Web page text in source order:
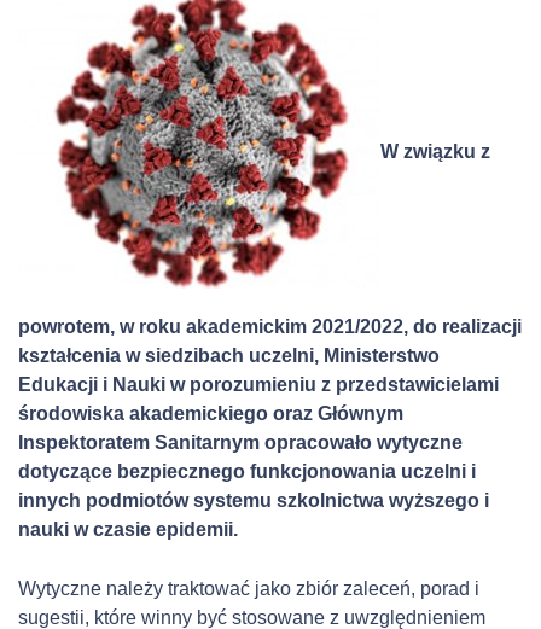
W związku z
powrotem, w roku akademickim 2021/2022, do realizacji
kształcenia w siedzibach uczelni, Ministerstwo
Edukacji i Nauki w porozumieniu z przedstawicielami
środowiska akademickiego oraz Głównym
Inspektoratem Sanitarnym opracowało wytyczne
dotyczące bezpiecznego funkcjonowania uczelni i
innych podmiotów systemu szkolnictwa wyższego i
nauki w czasie epidemii.
Wytyczne należy traktować jako zbiór zaleceń, porad i
sugestii, które winny być stosowane z uwzględnieniem